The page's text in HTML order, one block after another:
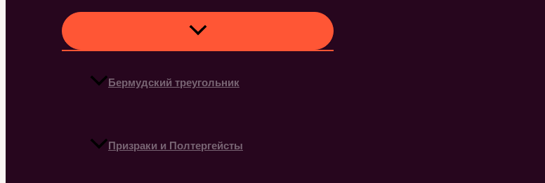
Бермудский треугольник
Призраки и Полтергейсты